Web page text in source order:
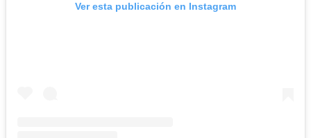
Ver esta publicación en Instagram